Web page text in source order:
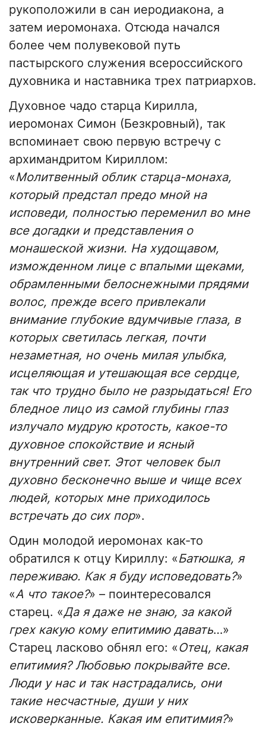
рукоположили в сан иеродиакона, а
затем иеромонаха. Отсюда начался
более чем полувековой путь
пастырского служения всероссийского
духовника и наставника трех патриархов.
Духовное чадо старца Кирилла,
иеромонах Симон (Безкровный), так
вспоминает свою первую встречу с
архимандритом Кириллом:
«Молитвенный облик старца-монаха,
который предстал предо мной на
исповеди, полностью переменил во мне
все догадки и представления о
монашеской жизни. На худощавом,
изможденном лице с впалыми щеками,
обрамленными белоснежными прядями
волос, прежде всего привлекали
внимание глубокие вдумчивые глаза, в
которых светилась легкая, почти
незаметная, но очень милая улыбка,
исцеляющая и утешающая все сердце,
так что трудно было не разрыдаться! Его
бледное лицо из самой глубины глаз
излучало мудрую кротость, какое-то
духовное спокойствие и ясный
внутренний свет. Этот человек был
духовно бесконечно выше и чище всех
людей, которых мне приходилось
встречать до сих пор».
Один молодой иеромонах как-то
обратился к отцу Кириллу: «Батюшка, я
переживаю. Как я буду исповедовать?»
«А что такое?» – поинтересовался
старец. «Да я даже не знаю, за какой
грех какую кому епитимию давать…»
Старец ласково обнял его: «Отец, какая
епитимия? Любовью покрывайте все.
Люди у нас и так настрадались, они
такие несчастные, души у них
исковерканные. Какая им епитимия?»